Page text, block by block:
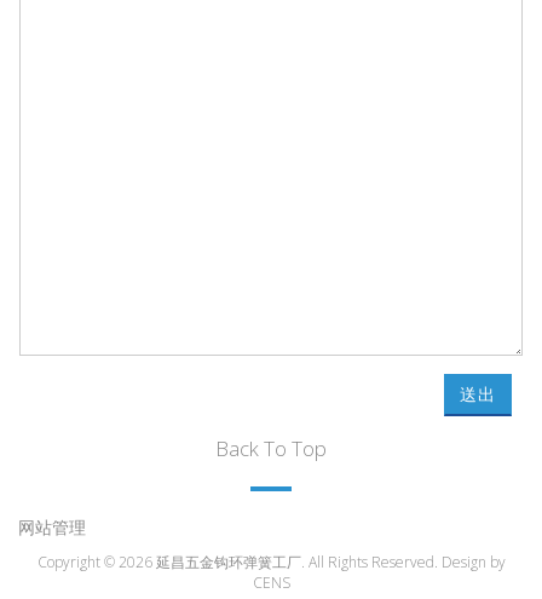
送出
Back To Top
网站管理
Copyright © 2026 延昌五金钩环弹簧工厂. All Rights Reserved. Design by
CENS